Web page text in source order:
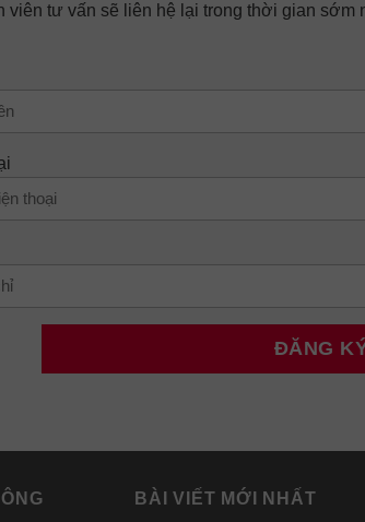
viên tư vấn sẽ liên hệ lại trong thời gian sớm
BÀI VIẾT MỚI NHẤT